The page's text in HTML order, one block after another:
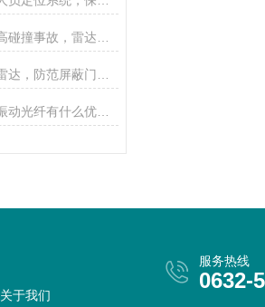
关于我们
服务热线
0632-